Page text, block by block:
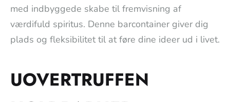
med indbyggede skabe til fremvisning af
værdifuld spiritus. Denne barcontainer giver dig
plads og fleksibilitet til at føre dine ideer ud i livet.
UOVERTRUFFEN